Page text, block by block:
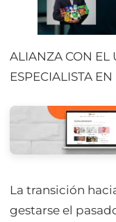
ALIANZA CON EL
ESPECIALISTA EN
La transición
gestarse el